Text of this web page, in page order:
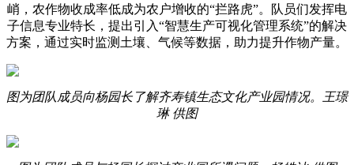
峭，农作物收成率低成为农户增收的“拦路虎”。队员们发挥电
子信息专业特长，提出引入“智慧生产可视化管理系统”的解决
方案，通过实时监测土壤、气候等数据，助力提升作物产量。
图为团队成员向杨园长了解齐寿镇生态文化产业园情况。王璟
琳 供图